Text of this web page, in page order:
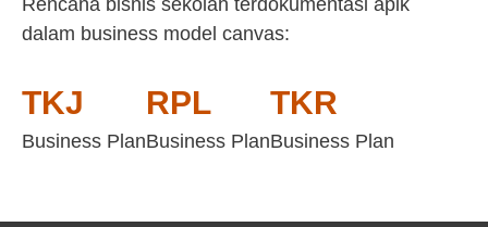
Rencana bisnis sekolah terdokumentasi apik
dalam business model canvas:
TKJ
Business Plan
RPL
Business Plan
TKR
Business Plan